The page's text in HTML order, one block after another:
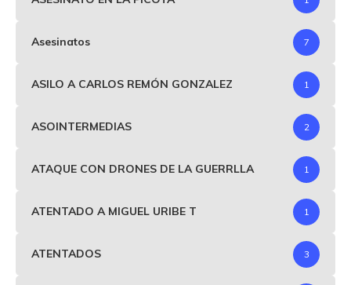
Asesinatos 7
ASILO A CARLOS REMÓN GONZALEZ 1
ASOINTERMEDIAS 2
ATAQUE CON DRONES DE LA GUERRLLA 1
ATENTADO A MIGUEL URIBE T 1
ATENTADOS 3